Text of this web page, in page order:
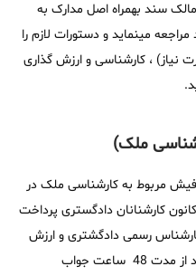
سند بهمراه اصل مدارک به
مینماید و دستورات لازم را
نیاز) ، کارشناسی و ارزش گذاری
فیش مربوط به کارشناسی ملک در
کارشنانان دادگستری پرداخت
رسمی دادگشتری و ارزش
گذاری ملک شروع میشود و معمولا بعد از مدت 48 ساعت جواب